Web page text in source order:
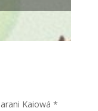
Kaiowá *